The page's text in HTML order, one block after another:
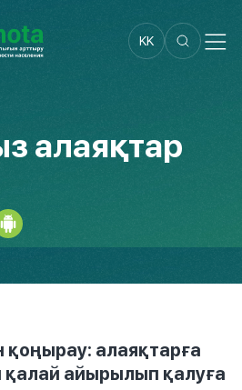
KK
алаяқтар
қоңырау: алаяқтарға
қалай айырылып қалуға